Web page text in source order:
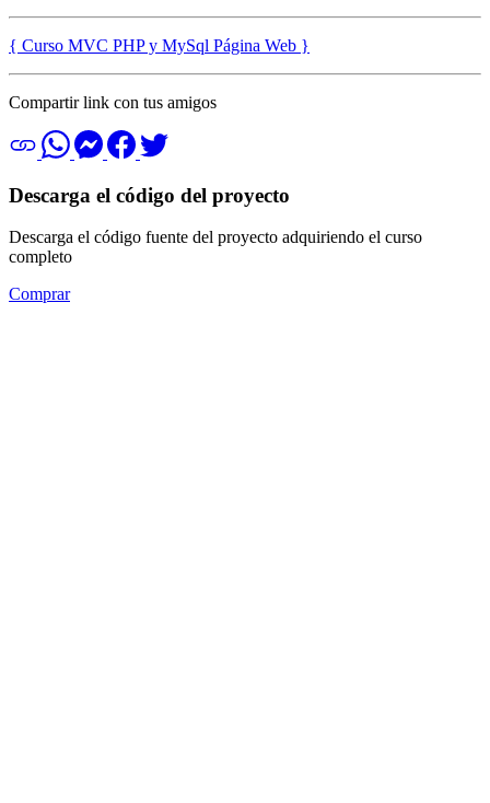
{ Curso MVC PHP y MySql Página Web }
Compartir link con tus amigos
Descarga el código del proyecto
Descarga el código fuente del proyecto adquiriendo el curso
completo
Comprar